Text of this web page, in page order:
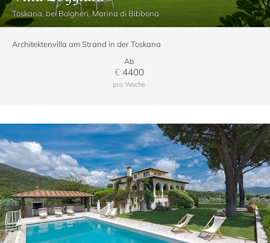
Toskana, bei Bolgheri, Marina di Bibbona
Architektenvilla am Strand in der Toskana
Ab
€4400
pro Woche